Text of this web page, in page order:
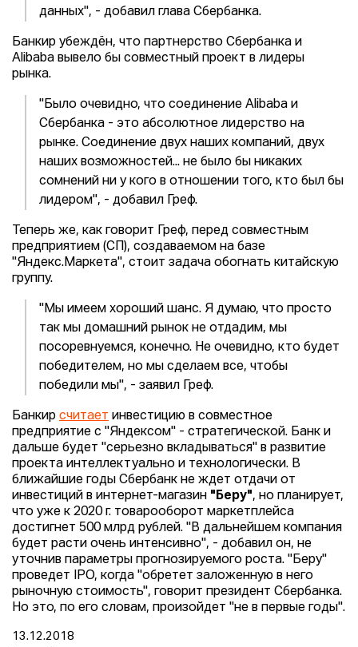
данных", - добавил глава Сбербанка.
Банкир убеждён, что партнерство Сбербанка и
Alibaba вывело бы совместный проект в лидеры
рынка.
"Было очевидно, что соединение Alibaba и
Сбербанка - это абсолютное лидерство на
рынке. Соединение двух наших компаний, двух
наших возможностей... не было бы никаких
сомнений ни у кого в отношении того, кто был бы
лидером", - добавил Греф.
Теперь же, как говорит Греф, перед совместным
предприятием (СП), создаваемом на базе
"Яндекс.Маркета", стоит задача обогнать китайскую
группу.
"Мы имеем хороший шанс. Я думаю, что просто
так мы домашний рынок не отдадим, мы
посоревнуемся, конечно. Не очевидно, кто будет
победителем, но мы сделаем все, чтобы
победили мы", - заявил Греф.
Банкир считает инвестицию в совместное
предприятие с "Яндексом" - стратегической. Банк и
дальше будет "серьезно вкладываться" в развитие
проекта интеллектуально и технологически. В
ближайшие годы Сбербанк не ждет отдачи от
инвестиций в интернет-магазин "Беру", но планирует,
что уже к 2020 г. товарооборот маркетплейса
достигнет 500 млрд рублей. "В дальнейшем компания
будет расти очень интенсивно", - добавил он, не
уточнив параметры прогнозируемого роста. "Беру"
проведет IPO, когда "обретет заложенную в него
рыночную стоимость", говорит президент Сбербанка.
Но это, по его словам, произойдет "не в первые годы".
13.12.2018